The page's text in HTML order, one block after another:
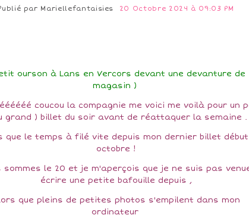
par Mariellefantaisies 20 Octobre 2024 à 09:03 PM
ourson à Lans en Vercors devant une devanture de
magasin )
coucou la compagnie me voici me voilà pour un
grand ) billet du soir avant de réattaquer la semaine .
que le temps à filé vite depuis mon dernier billet début
octobre !
sommes le 20 et je m'aperçois que je ne suis pas
écrire une petite bafouille depuis ,
que pleins de petites photos s'empilent dans mon
ordinateur